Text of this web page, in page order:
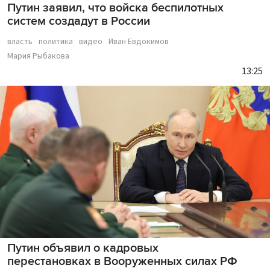
Путин заявил, что войска беспилотных
систем создадут в России
власть политика видео Иван Евдокимов
Мария Рыбакова
Путин объявил о кадровых
перестановках в Вооруженных силах РФ
13:25